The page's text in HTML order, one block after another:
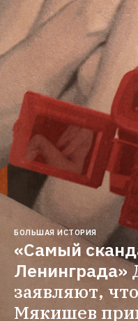
БОЛЬШАЯ ИСТОРИЯ
«Самый
Ленинграда»
заявляют,
Мякишев